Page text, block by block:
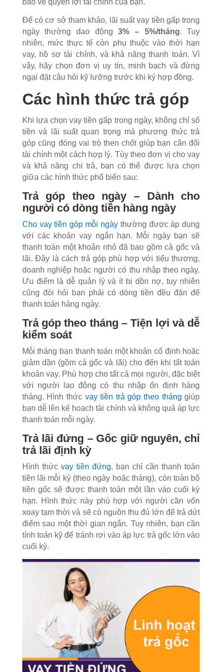
bảo vệ quyền lợi tài chính của bạn.
Để có cơ sở tham khảo, lãi suất vay tiền gấp trong
ngày thường dao động3% – 5%/tháng. Tuy
nhiên, mức thực tế còn phụ thuộc vào thời hạn
vay, hồ sơ tài chính, và khả năng thanh toán. Vì
vậy, hãy chọn đơn vị uy tín, minh bạch và đừng
ngại đặt câu hỏi kỹ lưỡng trước khi ký hợp đồng.
Các hình thức trả góp
Khi lựa chọn vay tiền gấp trong ngày, không chỉ số
tiền và lãi suất quan trọng mà phương thức trả
góp cũng đóng vai trò then chốt giúp bạn cân đối
tài chính một cách hợp lý. Tùy theo đơn vị cho vay
và khả năng chi trả, bạn có thể được lựa chọn
giữa các hình thức phổ biến sau:
Trả góp theo ngày – Dành cho
người có dòng tiền hàng ngày
Cho vay tiền góp mỗi ngàythường được áp dụng
với các khoản vay ngắn hạn. Mỗi ngày bạn sẽ
thanh toán một khoản nhỏ đã bao gồm cả gốc và
lãi. Đây là cách trả góp phù hợp với tiểu thương,
doanh nghiệp hoặc người có thu nhập theo ngày.
Ưu điểm là dễ quản lý và ít bị dồn nợ, tuy nhiên
cũng đòi hỏi bạn phải có dòng tiền đều đặn để
thanh toán hàng ngày.
Trả góp theo tháng – Tiện lợi và dễ
kiểm soát
Mỗi tháng bạn thanh toán một khoản cố định hoặc
giảm dần (gồm cả gốc và lãi) cho đến khi tất toán
khoản vay. Phù hợp cho tất cả mọi người, đặc biệt
với người lao động có thu nhập ổn định hàng
tháng. Hình thức vay tiền trả góp theo tháng giúp
bạn dễ lên kế hoạch tài chính và không quá áp lực
thanh toán mỗi ngày.
Trả lãi đứng – Gốc giữ nguyên, chỉ
trả lãi định kỳ
Hình thức vay tiền đứng, bạn chỉ cần thanh toán
tiền lãi mỗi kỳ (theo ngày hoặc tháng), còn toàn bộ
tiền gốc sẽ được thanh toán một lần vào cuối kỳ
hạn. Hình thức này phù hợp với người cần vốn
xoay tạm thời và sẽ có nguồn thu đủ lớn để trả dứt
điểm sau một thời gian ngắn. Tuy nhiên, bạn cần
tính toán kỹ để tránh rơi vào áp lực trả gốc lớn vào
cuối kỳ.